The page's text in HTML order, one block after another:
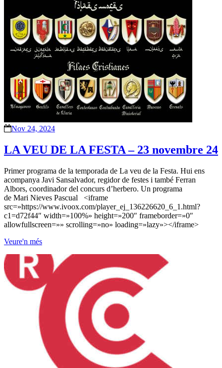
Nov 24, 2024
LA VEU DE LA FESTA – 23 novembre 24
Primer programa de la temporada de La veu de la Festa. Hui ens
acompanya Javi Sansalvador, regidor de festes i també Ferran
Albors, coordinador del concurs d’herbero. Un programa
de Mari Nieves Pascual <iframe
src=»https://www.ivoox.com/player_ej_136226620_6_1.html?
c1=d72f44″ width=»100%» height=»200″ frameborder=»0″
allowfullscreen=»» scrolling=»no» loading=»lazy»></iframe>
Veure'n més